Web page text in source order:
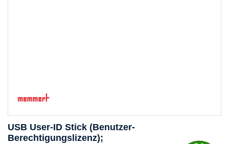
USB User-ID Stick (Benutzer-
Berechtigungslizenz);